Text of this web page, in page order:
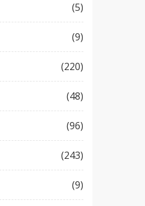
(5)
(9)
(220)
(48)
(96)
(243)
(9)